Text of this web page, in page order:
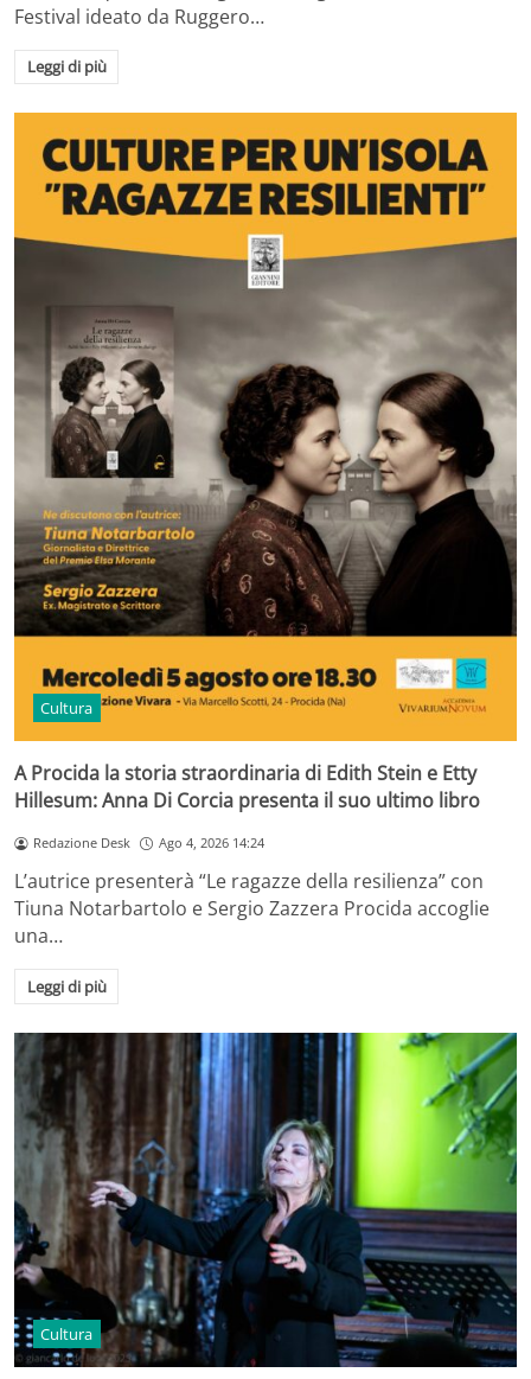
Festival ideato da Ruggero…
Leggi di più
Cultura
A Procida la storia straordinaria di Edith Stein e Etty
Hillesum: Anna Di Corcia presenta il suo ultimo libro
Redazione Desk Ago 4, 2026 14:24
L’autrice presenterà “Le ragazze della resilienza” con
Tiuna Notarbartolo e Sergio Zazzera Procida accoglie
una…
Leggi di più
Cultura